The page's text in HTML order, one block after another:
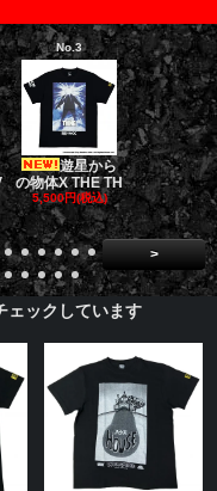
No.3
遊星から
の物体X THE TH
5,500円(税込)
No.4
[限定販売]
ドファー
5,500円(税
>
ェックしています